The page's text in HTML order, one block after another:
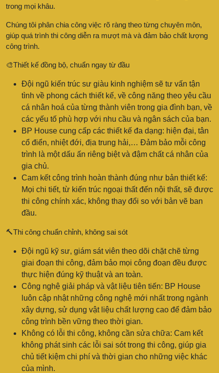
trong mọi khâu.
Chúng tôi phân chia công việc rõ ràng theo từng chuyên môn,
giúp quá trình thi công diễn ra mượt mà và đảm bảo chất lượng
công trình.
🎨Thiết kế đồng bộ, chuẩn ngay từ đầu
Đội ngũ kiến trúc sư giàu kinh nghiệm sẽ tư vấn tận
tình về phong cách thiết kế, về công năng theo yêu cầu
cá nhân hoá của từng thành viên trong gia đình bạn, về
các yếu tố phù hợp với nhu cầu và ngân sách của bạn.
BP House cung cấp các thiết kế đa dạng: hiện đại, tân
cổ điển, nhiệt đới, địa trung hải,… Đảm bảo mỗi công
trình là một dấu ấn riêng biệt và đậm chất cá nhân của
gia chủ.
Cam kết công trình hoàn thành đúng như bản thiết kế:
Mọi chi tiết, từ kiến trúc ngoại thất đến nội thất, sẽ được
thi công chính xác, không thay đổi so với bản vẽ ban
đầu.
🔨Thi công chuẩn chỉnh, không sai sót
Đội ngũ kỹ sư, giám sát viên theo dõi chặt chẽ từng
giai đoạn thi công, đảm bảo mọi công đoạn đều được
thực hiện đúng kỹ thuật và an toàn.
Công nghệ giải pháp và vật liệu tiên tiến: BP House
luôn cập nhật những công nghệ mới nhất trong ngành
xây dựng, sử dụng vật liệu chất lượng cao để đảm bảo
công trình bền vững theo thời gian.
Không có lỗi thi công, không cần sửa chữa: Cam kết
không phát sinh các lỗi sai sót trong thi công, giúp gia
chủ tiết kiệm chi phí và thời gian cho những việc khác
của mình.